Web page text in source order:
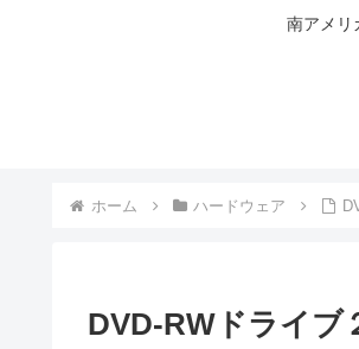
南アメリ
ホーム ハードウェア
DVD-RWドライブ